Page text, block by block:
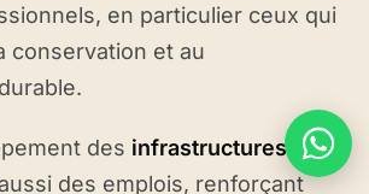
en particulier ceux qui
conservation et au
des infrastructures au
des emplois, renforçant